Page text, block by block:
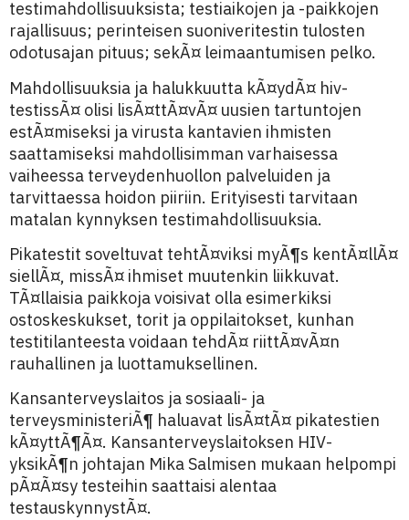
testimahdollisuuksista; testiaikojen ja -paikkojen
rajallisuus; perinteisen suoniveritestin tulosten
odotusajan pituus; sekÃ¤ leimaantumisen pelko.
Mahdollisuuksia ja halukkuutta kÃ¤ydÃ¤ hiv-
testissÃ¤ olisi lisÃ¤ttÃ¤vÃ¤ uusien tartuntojen
estÃ¤miseksi ja virusta kantavien ihmisten
saattamiseksi mahdollisimman varhaisessa
vaiheessa terveydenhuollon palveluiden ja
tarvittaessa hoidon piiriin. Erityisesti tarvitaan
matalan kynnyksen testimahdollisuuksia.
Pikatestit soveltuvat tehtÃ¤viksi myÃ¶s kentÃ¤llÃ¤
siellÃ¤, missÃ¤ ihmiset muutenkin liikkuvat.
TÃ¤llaisia paikkoja voisivat olla esimerkiksi
ostoskeskukset, torit ja oppilaitokset, kunhan
testitilanteesta voidaan tehdÃ¤ riittÃ¤vÃ¤n
rauhallinen ja luottamuksellinen.
Kansanterveyslaitos ja sosiaali- ja
terveysministeriÃ¶ haluavat lisÃ¤tÃ¤ pikatestien
kÃ¤yttÃ¶Ã¤. Kansanterveyslaitoksen HIV-
yksikÃ¶n johtajan Mika Salmisen mukaan helpompi
pÃ¤Ã¤sy testeihin saattaisi alentaa
testauskynnystÃ¤.